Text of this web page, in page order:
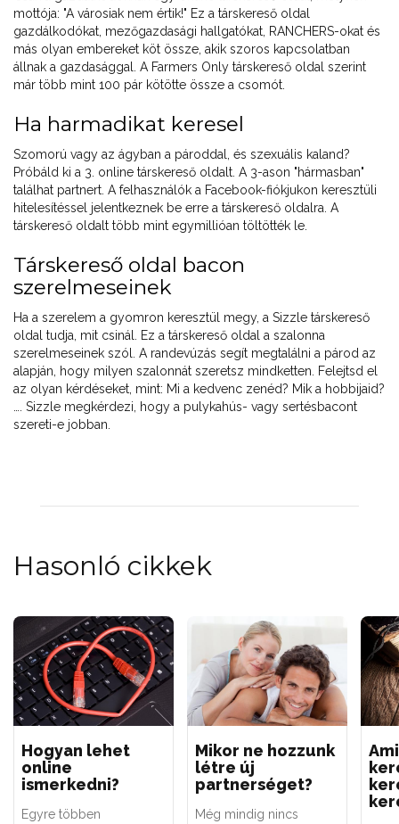
mottója: "A városiak nem értik!" Ez a társkereső oldal
gazdálkodókat, mezőgazdasági hallgatókat, RANCHERS-okat és
más olyan embereket köt össze, akik szoros kapcsolatban
állnak a gazdasággal. A Farmers Only társkereső oldal szerint
már több mint 100 pár kötötte össze a csomót.
Ha harmadikat keresel
Szomorú vagy az ágyban a pároddal, és szexuális kaland?
Próbáld ki a 3. online társkereső oldalt. A 3-ason "hármasban"
találhat partnert. A felhasználók a Facebook-fiókjukon keresztüli
hitelesítéssel jelentkeznek be erre a társkereső oldalra. A
társkereső oldalt több mint egymillióan töltötték le.
Társkereső oldal bacon
szerelmeseinek
Ha a szerelem a gyomron keresztül megy, a Sizzle társkereső
oldal tudja, mit csinál. Ez a társkereső oldal a szalonna
szerelmeseinek szól. A randevúzás segít megtalálni a párod az
alapján, hogy milyen szalonnát szeretsz mindketten. Felejtsd el
az olyan kérdéseket, mint: Mi a kedvenc zenéd? Mik a hobbijaid?
…. Sizzle megkérdezi, hogy a pulykahús- vagy sertésbacont
szereti-e jobban.
Hasonló cikkek
Hogyan lehet
online
ismerkedni?
Egyre többen
Mikor ne hozzunk
létre új
partnerséget?
Még mindig nincs